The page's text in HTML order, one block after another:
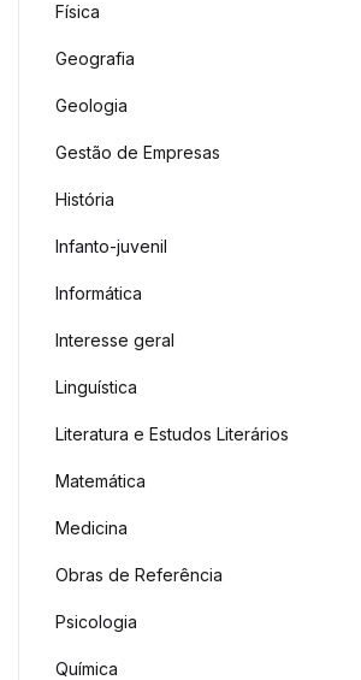
Física
Geografia
Geologia
Gestão de Empresas
História
Infanto-juvenil
Informática
Interesse geral
Linguística
Literatura e Estudos Literários
Matemática
Medicina
Obras de Referência
Psicologia
Química